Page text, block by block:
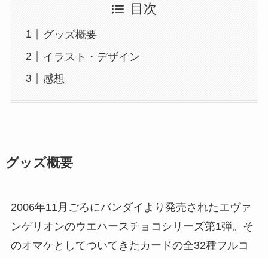
目次
グッズ概要
イラスト・デザイン
感想
グッズ概要
2006年11月ごろにバンダイより発売されたエヴァ
ンゲリオンのウエハースチョコシリーズ第1弾。そ
のオマケとしてついてきたカードの全32種フルコ